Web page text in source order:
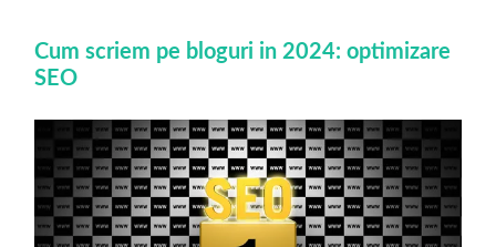
Cum scriem pe bloguri in 2024: optimizare
SEO